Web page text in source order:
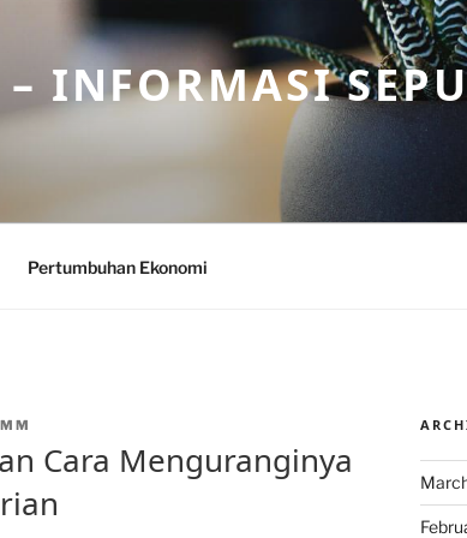
– INFORMASI
Pertumbuhan Ekonomi
Cara Menguranginya